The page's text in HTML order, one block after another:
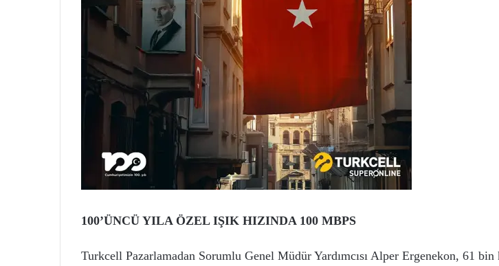
100’ÜNCÜ YILA ÖZEL IŞIK HIZINDA 100 MBPS
Turkcell Pazarlamadan Sorumlu Genel Müdür Yardımcısı Alper Ergenekon, 61